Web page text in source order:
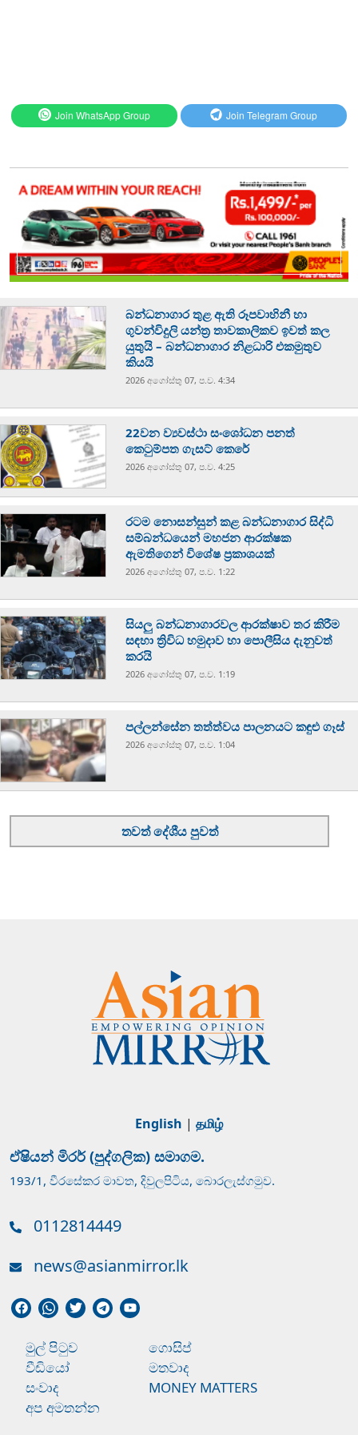
Join WhatsApp Group Join Telegram Group
බන්ධනාගාර තුළ ඇති රූපවාහිනී හා
ගුවන්විදුලි යන්ත්‍ර තාවකාලිකව ඉවත් කල
යුතුයි – බන්ධනාගාර නිළධාරි එකමුතුව
කියයි
2026 අගෝස්‍තු 07, ප.ව. 4:34
22වන ව්‍යවස්ථා සංශෝධන පනත්
කෙටුම්පත ගැසට් කෙරේ
2026 අගෝස්‍තු 07, ප.ව. 4:25
රටම නොසන්සුන් කළ බන්ධනාගාර සිද්ධි
සම්බන්ධයෙන් මහජන ආරක්ෂක
ඇමතිගෙන් විශේෂ ප්‍රකාශයක්
2026 අගෝස්‍තු 07, ප.ව. 1:22
සියලු බන්ධනාගාරවල ආරක්ෂාව තර කිරීම
සඳහා ත්‍රිවිධ හමුදාව හා පොලීසිය දැනුවත්
කරයි
2026 අගෝස්‍තු 07, ප.ව. 1:19
පල්ලන්සේන තත්ත්වය පාලනයට කඳුළු ගෑස්
2026 අගෝස්‍තු 07, ප.ව. 1:04
තවත් දේශීය පුවත්
English | தமிழ்
ඒෂියන් මිරර් (පුද්ගලික) සමාගම.
193/1, වීරසේකර මාවත, දිවුලපිටිය, බොරලැස්ගමුව.
0112814449
news@asianmirror.lk
මුල් පිටුව
ගොසිප්
වීඩියෝ
මතවාද
සංවාද
MONEY MATTERS
අප අමතන්න